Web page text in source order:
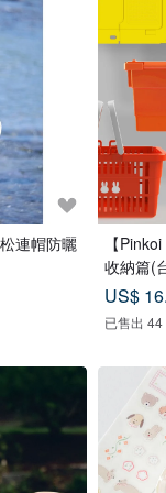
連帽防曬
【
收納篇(
US$
已售出 44